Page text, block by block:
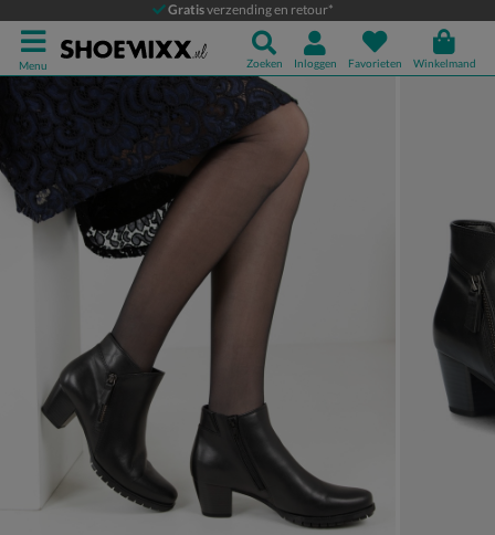
Gratisverzending en retour*
Menu Zoeken Inloggen Favorieten Winkelmand
Gabor Comfort
Enkellaarsjes
Product media galerij